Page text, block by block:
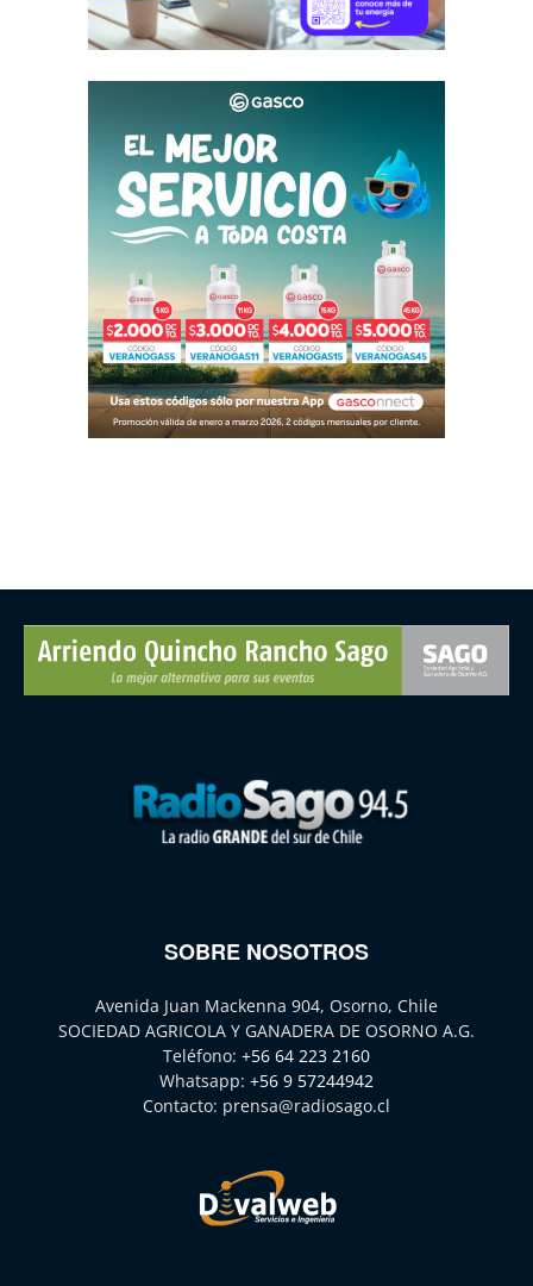
SOBRE NOSOTROS
Avenida Juan Mackenna 904, Osorno, Chile
SOCIEDAD AGRICOLA Y GANADERA DE OSORNO A.G.
Teléfono: +56 64 223 2160
Whatsapp: +56 9 57244942
Contacto: prensa@radiosago.cl